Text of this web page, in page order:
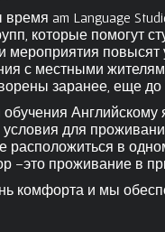
am Language
которые помогут
мероприятия повысят
с местными
заранее, еще до
для
в
–это проживание в
комфорта и мы